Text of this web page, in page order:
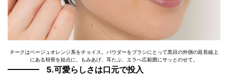
チークはベージュオレンジ系をチョイス。パウダーをブラシにとって黒目の外側の延長線上
にある頬骨を始点に、もみあげ、耳たぶ、エラへ広範囲にサッとのせて。
5.可愛らしさは口元で投入